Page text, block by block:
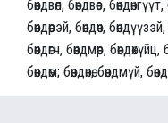
бөөндвөл, бөөндвөөс, бөөндөнгүүт,
бөөндөөрэй, бөөндөөч,
бөөндөгч, бөөндмөөр,
бөөндөм; бөөндөнө, бөөндмүй,